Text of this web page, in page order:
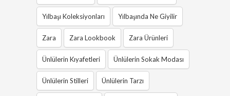
Yılbaşı Koleksiyonları Yılbaşında Ne Giyilir
Zara Zara Lookbook Zara Ürünleri
Ünlülerin Kıyafetleri Ünlülerin Sokak Modası
Ünlülerin Stilleri Ünlülerin Tarzı